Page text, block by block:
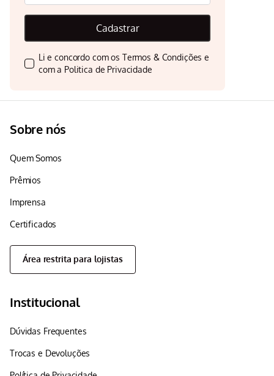
Cadastrar
Li e concordo com os Termos & Condições e
com a Politica de Privacidade
Sobre nós
Quem Somos
Prêmios
Imprensa
Certificados
Área restrita para lojistas
Institucional
Dúvidas Frequentes
Trocas e Devoluções